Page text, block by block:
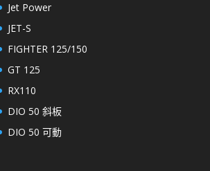
Jet Power
JET-S
FIGHTER 125/150
GT 125
RX110
DIO 50 斜板
DIO 50 可動